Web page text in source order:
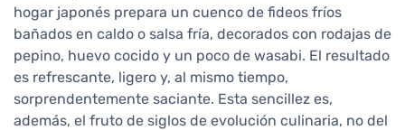
hogar japonés prepara un cuenco de fideos fríos
bañados en caldo o salsa fría, decorados con rodajas de
pepino, huevo cocido y un poco de wasabi. El resultado
es refrescante, ligero y, al mismo tiempo,
sorprendentemente saciante. Esta sencillez es,
además, el fruto de siglos de evolución culinaria, no del